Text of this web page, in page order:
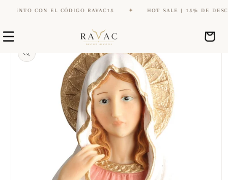
directamente
al contenido
CON EL CÓDIGO RAVAC15 ✦ HOT SALE | 15% DE
Carrito
directamente
información